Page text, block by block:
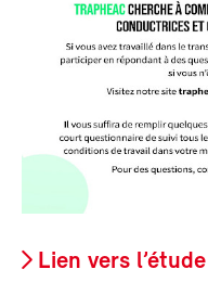
Lien vers l’étude